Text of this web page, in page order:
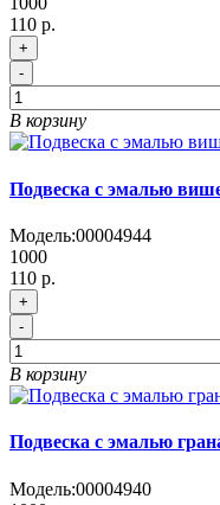
110 р.
+
-
В корзину
Подвеска с эмалью
Модель:00004944
1000
110 р.
+
-
В корзину
Подвеска с эмалью
Модель:00004940